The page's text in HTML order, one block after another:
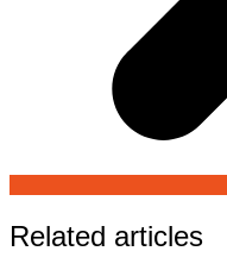
Related articles